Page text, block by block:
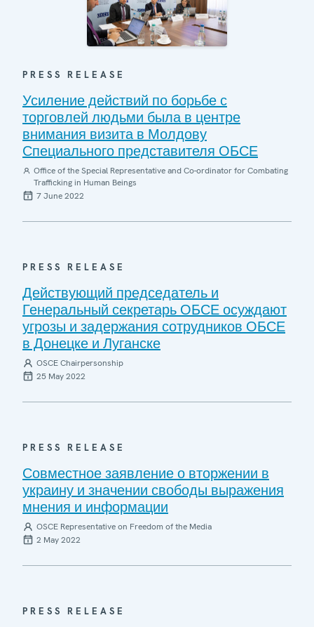
PRESS RELEASE
Усиление действий по борьбе с
торговлей людьми была в центре
внимания визита в Молдову
Специального представителя ОБСЕ
Office of the Special Representative and Co-ordinator for Combating
Trafficking in Human Beings
7 June 2022
PRESS RELEASE
Действующий председатель и
Генеральный секретарь ОБСЕ осуждают
угрозы и задержания сотрудников ОБСЕ
в Донецке и Луганске
OSCE Chairpersonship
25 May 2022
PRESS RELEASE
Совместное заявление о вторжении в
украину и значении свободы выражения
мнения и информации
OSCE Representative on Freedom of the Media
2 May 2022
PRESS RELEASE